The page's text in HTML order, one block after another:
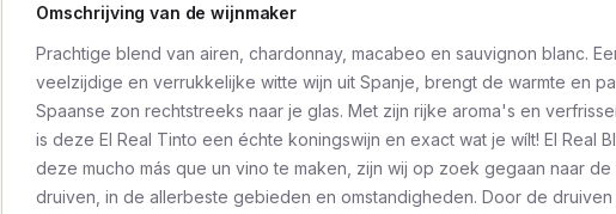
Omschrijving van de wijnmaker
Prachtige blend van airen, chardonnay, macabeo en sauvignon blanc.
veelzijdige en verrukkelijke witte wijn uit Spanje, brengt de warmte en
Spaanse zon rechtstreeks naar je glas. Met zijn rijke aroma's en
is deze El Real Tinto een échte koningswijn en exact wat je wílt! El Real
deze mucho más que un vino te maken, zijn wij op zoek gegaan naar de
druiven, in de allerbeste gebieden en omstandigheden. Door de druiven